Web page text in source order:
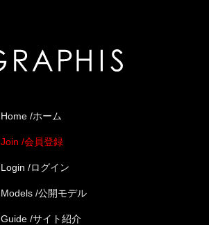
Home /ホーム
Join /会員登録
Login /ログイン
Models /公開モデル
Guide /サイト紹介